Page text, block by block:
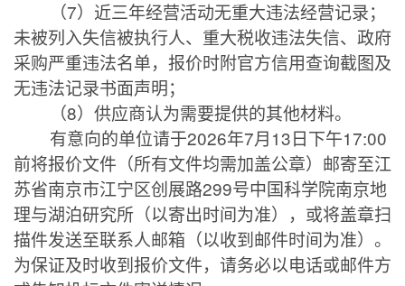
（7）近三年经营活动无重大违法经营记录；
未被列入失信被执行人、重大税收违法失信、政府
采购严重违法名单，报价时附官方信用查询截图及
无违法记录书面声明；
（8）供应商认为需要提供的其他材料。
有意向的单位请于2026年7月13日下午17:00
前将报价文件（所有文件均需加盖公章）邮寄至江
苏省南京市江宁区创展路299号中国科学院南京地
理与湖泊研究所（以寄出时间为准），或将盖章扫
描件发送至联系人邮箱（以收到邮件时间为准）。
为保证及时收到报价文件，请务必以电话或邮件方